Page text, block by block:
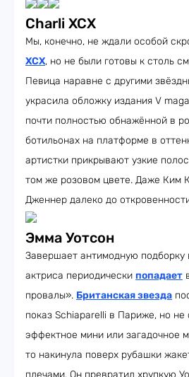
Charli XCX
Мы, конечно, не ждали особой
XCX, но не были готовы к столь
Певица наравне с другими
украсила обложку издания V
почти полностью обнажённой в
ботильонах на платформе в
артистки прикрывают узкие
том же розовом цвете. Даже Ким
Дженнер далеко до
Эмма Уотсон
Завершает антимодную подборку
актриса периодически попадает
провалы». Британская звезда
показ Schiaparelli в Париже, но не
эффектное мини или загадочное
то накинула поверх рубашки
плечами. Он превратил хрупкую